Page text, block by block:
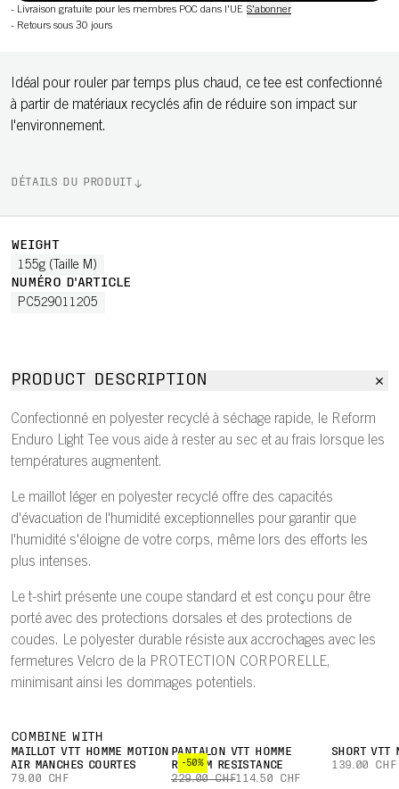
- Livraison gratuite pour les membres POC dans l'UE S'abonner
- Retours sous 30 jours
Idéal pour rouler par temps plus chaud, ce tee est confectionné
à partir de matériaux recyclés afin de réduire son impact sur
l'environnement.
DÉTAILS DU PRODUIT
WEIGHT
155g (Taille M)
NUMÉRO D'ARTICLE
PC529011205
PRODUCT DESCRIPTION
Confectionné en polyester recyclé à séchage rapide, le Reform
Enduro Light Tee vous aide à rester au sec et au frais lorsque les
températures augmentent.
Le maillot léger en polyester recyclé offre des capacités
d'évacuation de l'humidité exceptionnelles pour garantir que
l'humidité s'éloigne de votre corps, même lors des efforts les
plus intenses.
Le t-shirt présente une coupe standard et est conçu pour être
porté avec des protections dorsales et des protections de
coudes. Le polyester durable résiste aux accrochages avec les
fermetures Velcro de la PROTECTION CORPORELLE,
minimisant ainsi les dommages potentiels.
COMBINE WITH
MAILLOT VTT HOMME MOTION
AIR MANCHES COURTES
79.00 CHF
-50%
PANTALON VTT HOMME
RHYTHM RESISTANCE
229.00 CHF114.50 CHF
SHORT VTT
139.00 CHF